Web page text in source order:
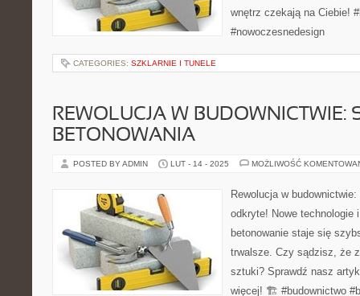
wnętrz czekają na Ciebie!
#nowoczesnedesign
CATEGORIES: SZKLARNIE I TUNELE
REWOLUCJA W BUDOWNICTWIE:
BETONOWANIA
POSTED BY ADMIN LUT - 14 - 2025 MOŻLIWOŚĆ
Rewolucja w
odkryte! Nowe technologie
betonowanie staje się
trwalsze. Czy sądzisz, że
sztuki? Sprawdź nasz
więcej! 🏗️ #budownictwo